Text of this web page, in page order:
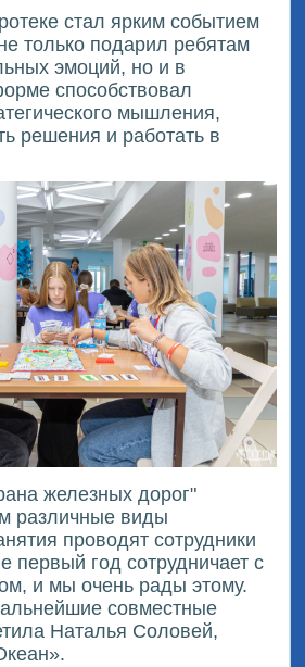
стал ярким событием
только подарил ребятам
эмоций, но и в
способствовал
мышления,
решения и работать в
железных дорог"
различные виды
проводят сотрудники
год сотрудничает с
и мы очень рады этому.
совместные
Наталья Соловей,